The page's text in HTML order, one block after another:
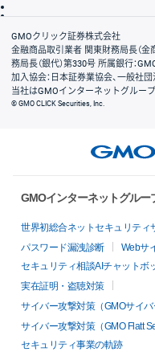
会社案内
GMOクリック証券株式会社
金融商品取引業者 関東財務局長（
務局長（銀代）第330号 所属銀行：
加入協会：日本証券業協会、一般社
当社はGMOインターネットグループ
© GMO CLICK Securities, Inc.
GMOインターネットグル
世界初総合ネットセキュリティ
パスワード漏洩診断
Webサ
セキュリティ相談AIチャットボ
実在証明・盗聴対策
サイバー攻撃対策（GMOサイバ
サイバー攻撃対策（GMO Flatt
セキュリティ事業の軌跡